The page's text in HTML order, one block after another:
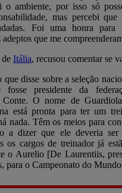
o ambiente, por isso só
mas percebi que
Foi uma honra para
adeptos que me
de Itália, recusou comentar se
que disse sobre a seleção
presidente da
Conte. O nome de
está pronta para ter um
nada. Têm os meios para
a dizer que ele deveria ser
os cargos de treinador já
o Aurelio [De Laurentiis,
para o Campeonato do